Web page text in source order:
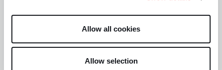
Allow all cookies
Allow selection
Por lo tanto, el aumento de microorganismos en el
sustrato produce plantas mejor nutridas, más
productivas y más resistentes, y la pérdida de la